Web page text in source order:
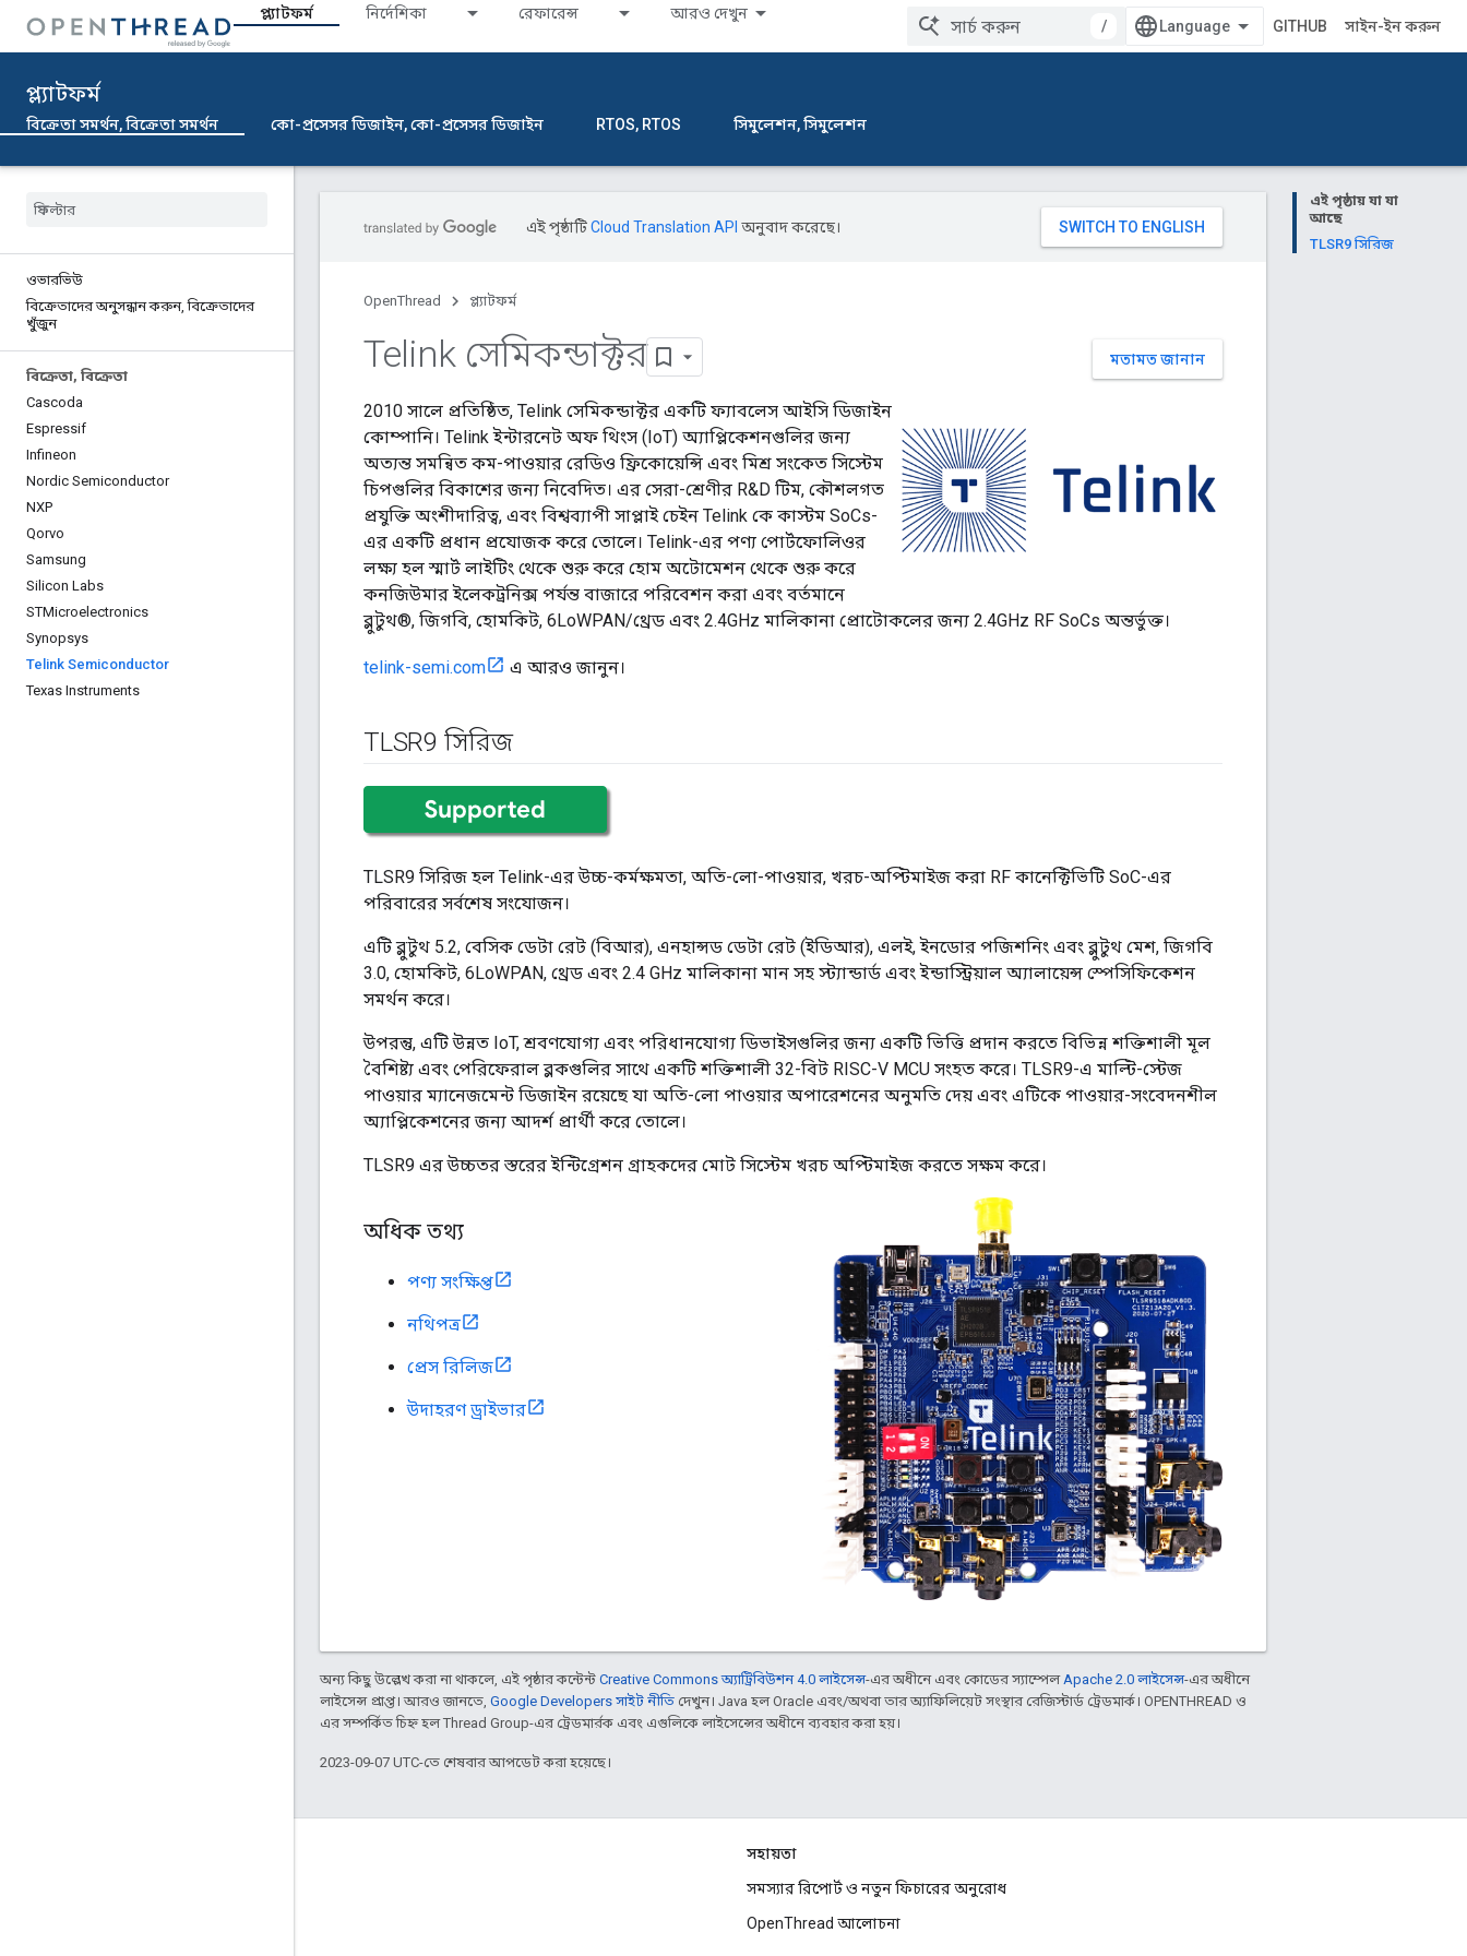
প্ল্যাটফর্ম নির্দেশিকা রেফারেন্স আরও দেখুন
/ GITHUB সাইন-ইন করুন
প্ল্যাটফর্ম
বিক্রেতা সমর্থন, বিক্রেতা সমর্থন কো-প্রসেসর ডিজাইন, কো-প্রসেসর ডিজাইন RTOS, RTOS সিমুলেশন, সিমুলেশন
ওভারভিউ
বিক্রেতাদের অনুসন্ধান করুন, বিক্রেতাদের
খুঁজুন
বিক্রেতা, বিক্রেতা
Cascoda
Espressif
Infineon
Nordic Semiconductor
NXP
Qorvo
Samsung
Silicon Labs
STMicroelectronics
Synopsys
Telink Semiconductor
Texas Instruments
এই পৃষ্ঠায় যা যা
আছে
TLSR9 সিরিজ
এই পৃষ্ঠাটিCloud Translation API অনুবাদ করেছে।
OpenThread প্ল্যাটফর্ম
মতামত জানান
Telink সেমিকন্ডাক্টর
2010 সালে প্রতিষ্ঠিত, Telink সেমিকন্ডাক্টর একটি ফ্যাবলেস আইসি ডিজাইন
কোম্পানি। Telink ইন্টারনেট অফ থিংস (IoT) অ্যাপ্লিকেশনগুলির জন্য
অত্যন্ত সমন্বিত কম-পাওয়ার রেডিও ফ্রিকোয়েন্সি এবং মিশ্র সংকেত সিস্টেম
চিপগুলির বিকাশের জন্য নিবেদিত। এর সেরা-শ্রেণীর R&D টিম, কৌশলগত
প্রযুক্তি অংশীদারিত্ব, এবং বিশ্বব্যাপী সাপ্লাই চেইন Telink কে কাস্টম SoCs-
এর একটি প্রধান প্রযোজক করে তোলে। Telink-এর পণ্য পোর্টফোলিওর
লক্ষ্য হল স্মার্ট লাইটিং থেকে শুরু করে হোম অটোমেশন থেকে শুরু করে
কনজিউমার ইলেকট্রনিক্স পর্যন্ত বাজারে পরিবেশন করা এবং বর্তমানে
ব্লুটুথ®, জিগবি, হোমকিট, 6LoWPAN/থ্রেড এবং 2.4GHz মালিকানা প্রোটোকলের জন্য 2.4GHz RF SoCs অন্তর্ভুক্ত।
telink-semi.com এ আরও জানুন।
TLSR9 সিরিজ
TLSR9 সিরিজ হল Telink-এর উচ্চ-কর্মক্ষমতা, অতি-লো-পাওয়ার, খরচ-অপ্টিমাইজ করা RF কানেক্টিভিটি SoC-এর
পরিবারের সর্বশেষ সংযোজন।
এটি ব্লুটুথ 5.2, বেসিক ডেটা রেট (বিআর), এনহান্সড ডেটা রেট (ইডিআর), এলই, ইনডোর পজিশনিং এবং ব্লুটুথ মেশ, জিগবি
3.0, হোমকিট, 6LoWPAN, থ্রেড এবং 2.4 GHz মালিকানা মান সহ স্ট্যান্ডার্ড এবং ইন্ডাস্ট্রিয়াল অ্যালায়েন্স স্পেসিফিকেশন
সমর্থন করে।
উপরন্তু, এটি উন্নত IoT, শ্রবণযোগ্য এবং পরিধানযোগ্য ডিভাইসগুলির জন্য একটি ভিত্তি প্রদান করতে বিভিন্ন শক্তিশালী মূল
বৈশিষ্ট্য এবং পেরিফেরাল ব্লকগুলির সাথে একটি শক্তিশালী 32-বিট RISC-V MCU সংহত করে। TLSR9-এ মাল্টি-স্টেজ
পাওয়ার ম্যানেজমেন্ট ডিজাইন রয়েছে যা অতি-লো পাওয়ার অপারেশনের অনুমতি দেয় এবং এটিকে পাওয়ার-সংবেদনশীল
অ্যাপ্লিকেশনের জন্য আদর্শ প্রার্থী করে তোলে।
TLSR9 এর উচ্চতর স্তরের ইন্টিগ্রেশন গ্রাহকদের মোট সিস্টেম খরচ অপ্টিমাইজ করতে সক্ষম করে।
অধিক তথ্য
পণ্য সংক্ষিপ্ত
নথিপত্র
প্রেস রিলিজ
উদাহরণ ড্রাইভার
অন্য কিছু উল্লেখ করা না থাকলে, এই পৃষ্ঠার কন্টেন্ট Creative Commons অ্যাট্রিবিউশন 4.0 লাইসেন্স-এর অধীনে এবং কোডের স্যাম্পেল Apache 2.0 লাইসেন্স-এর অধীনে
লাইসেন্স প্রাপ্ত। আরও জানতে, Google Developers সাইট নীতি দেখুন। Java হল Oracle এবং/অথবা তার অ্যাফিলিয়েট সংস্থার রেজিস্টার্ড ট্রেডমার্ক। OPENTHREAD ও
এর সম্পর্কিত চিহ্ন হল Thread Group-এর ট্রেডমার্রক এবং এগুলিকে লাইসেন্সের অধীনে ব্যবহার করা হয়।
2023-09-07 UTC-তে শেষবার আপডেট করা হয়েছে।
সহায়তা
সমস্যার রিপোর্ট ও নতুন ফিচারের অনুরোধ
OpenThread আলোচনা